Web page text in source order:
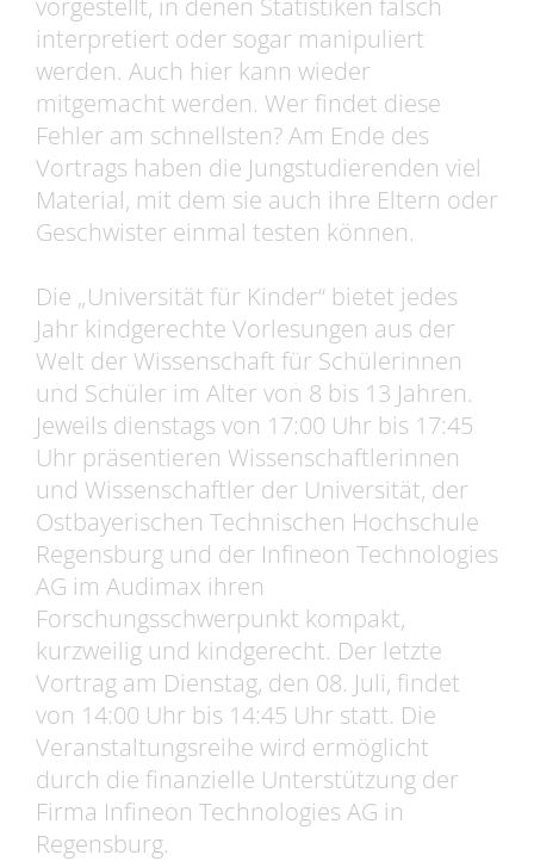
interpretiert oder sogar manipuliert
werden. Auch hier kann wieder
mitgemacht werden. Wer findet diese
Fehler am schnellsten? Am Ende des
Vortrags haben die Jungstudierenden viel
Material, mit dem sie auch ihre Eltern oder
Geschwister einmal testen können.
Die „Universität für Kinder“ bietet jedes
Jahr kindgerechte Vorlesungen aus der
Welt der Wissenschaft für Schülerinnen
und Schüler im Alter von 8 bis 13 Jahren.
Jeweils dienstags von 17:00 Uhr bis 17:45
Uhr präsentieren Wissenschaftlerinnen
und Wissenschaftler der Universität, der
Ostbayerischen Technischen Hochschule
Regensburg und der Infineon Technologies
AG im Audimax ihren
Forschungsschwerpunkt kompakt,
kurzweilig und kindgerecht. Der letzte
Vortrag am Dienstag, den 08. Juli, findet
von 14:00 Uhr bis 14:45 Uhr statt. Die
Veranstaltungsreihe wird ermöglicht
durch die finanzielle Unterstützung der
Firma Infineon Technologies AG in
Regensburg.